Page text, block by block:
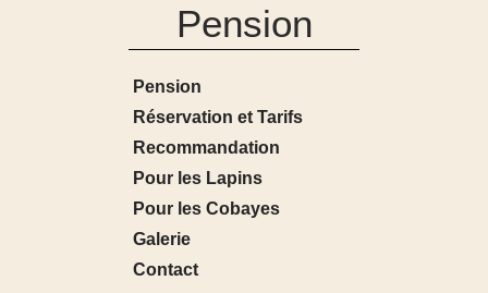
Pension
Pension
Réservation et Tarifs
Recommandation
Pour les Lapins
Pour les Cobayes
Galerie
Contact